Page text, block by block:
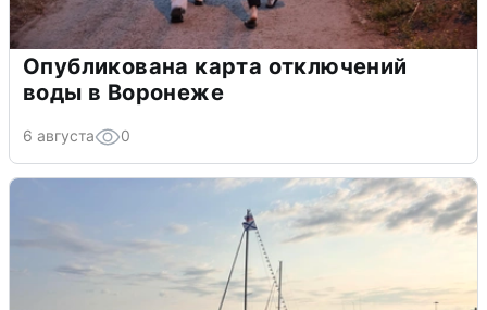
Опубликована карта отключений
воды в Воронеже
6 августа 0